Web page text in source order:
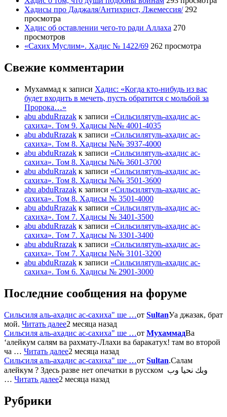
Хадисы про Даджаля/Антихрист, Лжемессия/ 292
просмотра
Хадис об оставлении чего-то ради Аллаха 270
просмотров
«Сахих Муслим». Хадис № 1422/69 262 просмотра
Свежие комментарии
Мухаммад к записи Хадис: «Когда кто-нибудь из вас
будет входить в мечеть, пусть обратится с мольбой за
Пророка…»
abu abduRrazak к записи «Сильсилятуль-ахадис ас-
сахиха». Том 9. Хадисы №№ 4001-4035
abu abduRrazak к записи «Сильсилятуль-ахадис ас-
сахиха». Том 8. Хадисы №№ 3937-4000
abu abduRrazak к записи «Сильсилятуль-ахадис ас-
сахиха». Том 8. Хадисы №№ 3601-3700
abu abduRrazak к записи «Сильсилятуль-ахадис ас-
сахиха». Том 8. Хадисы №№ 3501-3600
abu abduRrazak к записи «Сильсилятуль-ахадис ас-
сахиха». Том 8. Хадисы № 3501-4000
abu abduRrazak к записи «Сильсилятуль-ахадис ас-
сахиха». Том 7. Хадисы № 3401-3500
abu abduRrazak к записи «Сильсилятуль-ахадис ас-
сахиха». Том 7. Хадисы № 3301-3400
abu abduRrazak к записи «Сильсилятуль-ахадис ас-
сахиха». Том 7. Хадисы №№ 3101-3200
abu abduRrazak к записи «Сильсилятуль-ахадис ас-
сахиха». Том 6. Хадисы № 2901-3000
Последние сообщения на форуме
Сильсиля аль-ахадис ас-сахиха" ше …от SultanУа джазак, брат
мой. Читать далее2 месяца назад
Сильсиля аль-ахадис ас-сахиха" ше …от МухаммадВа
‘алейкум салям ва рахмату-Ллахи ва баракатух! там во второй
ча … Читать далее2 месяца назад
Сильсиля аль-ахадис ас-сахиха" ше …от Sultan.Салам
алейкум ? Здесь разве нет опечатки в русском وبك نحيا وب
… Читать далее2 месяца назад
Рубрики